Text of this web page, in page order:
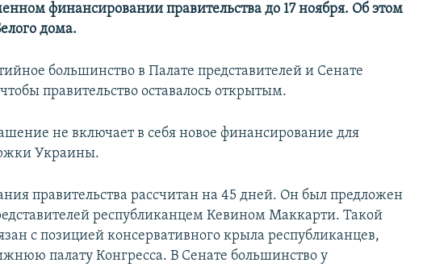
финансировании правительства до 17 ноября. Об этом
дома.
большинство в Палате представителей и Сенате
правительство оставалось открытым.
не включает в себя новое финансирование для
Украины.
правительства рассчитан на 45 дней. Он был предложен
республиканцем Кевином Маккарти. Такой
с позицией консервативного крыла республиканцев,
палату Конгресса. В Сенате большинство у